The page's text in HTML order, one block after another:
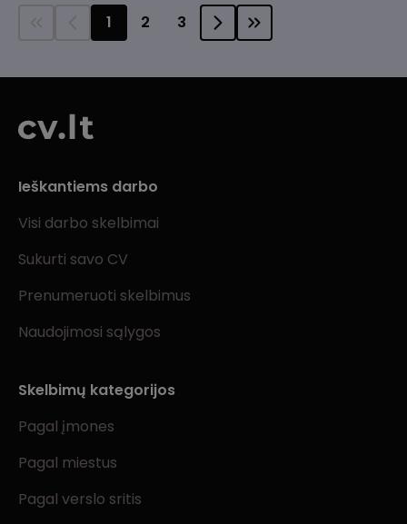
1 2 3
Ieškantiems darbo
Visi darbo skelbimai
Sukurti savo CV
Prenumeruoti skelbimus
Naudojimosi sąlygos
Skelbimų kategorijos
Pagal įmones
Pagal miestus
Pagal verslo sritis